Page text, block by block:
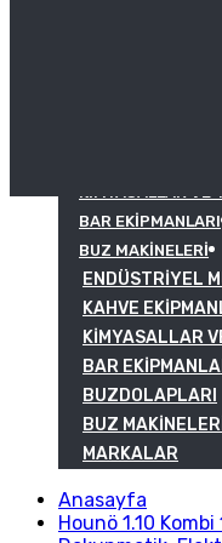
KIMYASALLAR VE
BAR EKIPMANLARI
BUZ MAKINELERI
ENDÜSTRIYEL
KAHVE
KIMYASALLAR
BAR
BUZDOLAPLARI
BUZ
MARKALAR
Anasayfa
Hounö 1.10 Kombi